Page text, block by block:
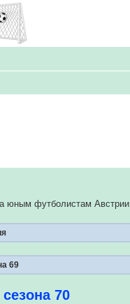
юным футболистам Австрии.
69
70